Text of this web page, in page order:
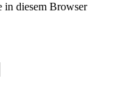
in diesem Browser